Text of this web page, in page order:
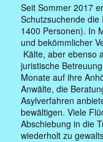
Seit Sommer 2017
Schutzsuchende
1400 Personen). In
und bekömmlicher
Kälte, aber ebenso
juristische
Monate auf ihre
Anwälte, die
Asylverfahren
bewältigen. Viele
Abschiebung in die
wiederholt zu